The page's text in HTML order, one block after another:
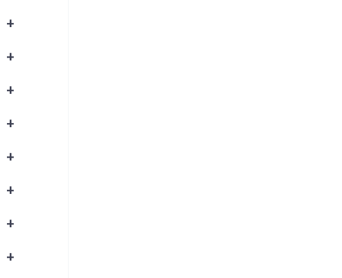
+
+
+
+
+
+
+
+